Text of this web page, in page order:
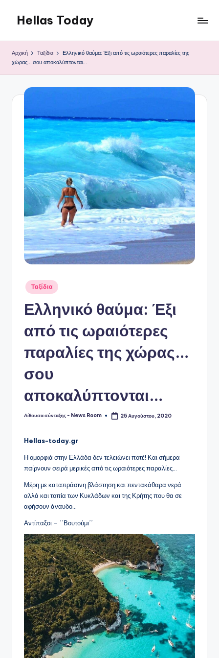
Μετάβαση
περιεχόμενο
Hellas Today
Αρχική Ταξίδια
Ελληνικό θαύμα: Έξι από τις ωραιότερες παραλίες της
χώρας… σου αποκαλύπτονται…
Αναρτήθηκε
σε
Ταξίδια
Ελληνικό θαύμα: Έξι
από τις ωραιότερες
παραλίες της χώρας…
σου
αποκαλύπτονται…
Συγγραφέας:
Αίθουσα σύνταξης - News Room 25 Αυγούστου, 2020
Hellas-today.gr
Η ομορφιά στην Ελλάδα δεν τελειώνει ποτέ! Και σήμερα
παίρνουν σειρά μερικές από τις ωραιότερες παραλίες…
Μέρη με καταπράσινη βλάστηση και πεντακάθαρα νερά
αλλά και τοπία των Κυκλάδων και της Κρήτης που θα σε
αφήσουν άναυδο…
Αντίπαξοι – ΄΄Βουτούμι΄΄